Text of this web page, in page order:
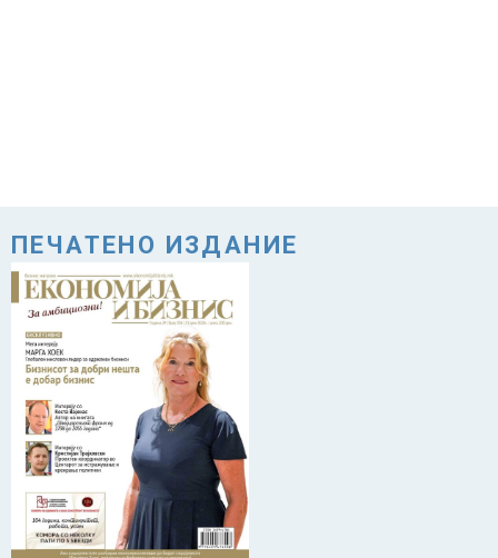
ПЕЧАТЕНО ИЗДАНИЕ